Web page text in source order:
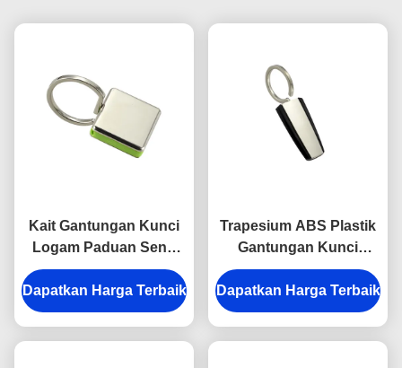
Kait Gantungan Kunci
Logam Paduan Seng
Gantungan Kunci Snap
Anti Karat Terukir
Gantungan Kunci
Dapatkan Harga Terbaik
Trapesium ABS Plastik
Gantungan Kunci
Logam Gantungan
Kunci Perak
Elektroplating
Dapatkan Harga Terbaik